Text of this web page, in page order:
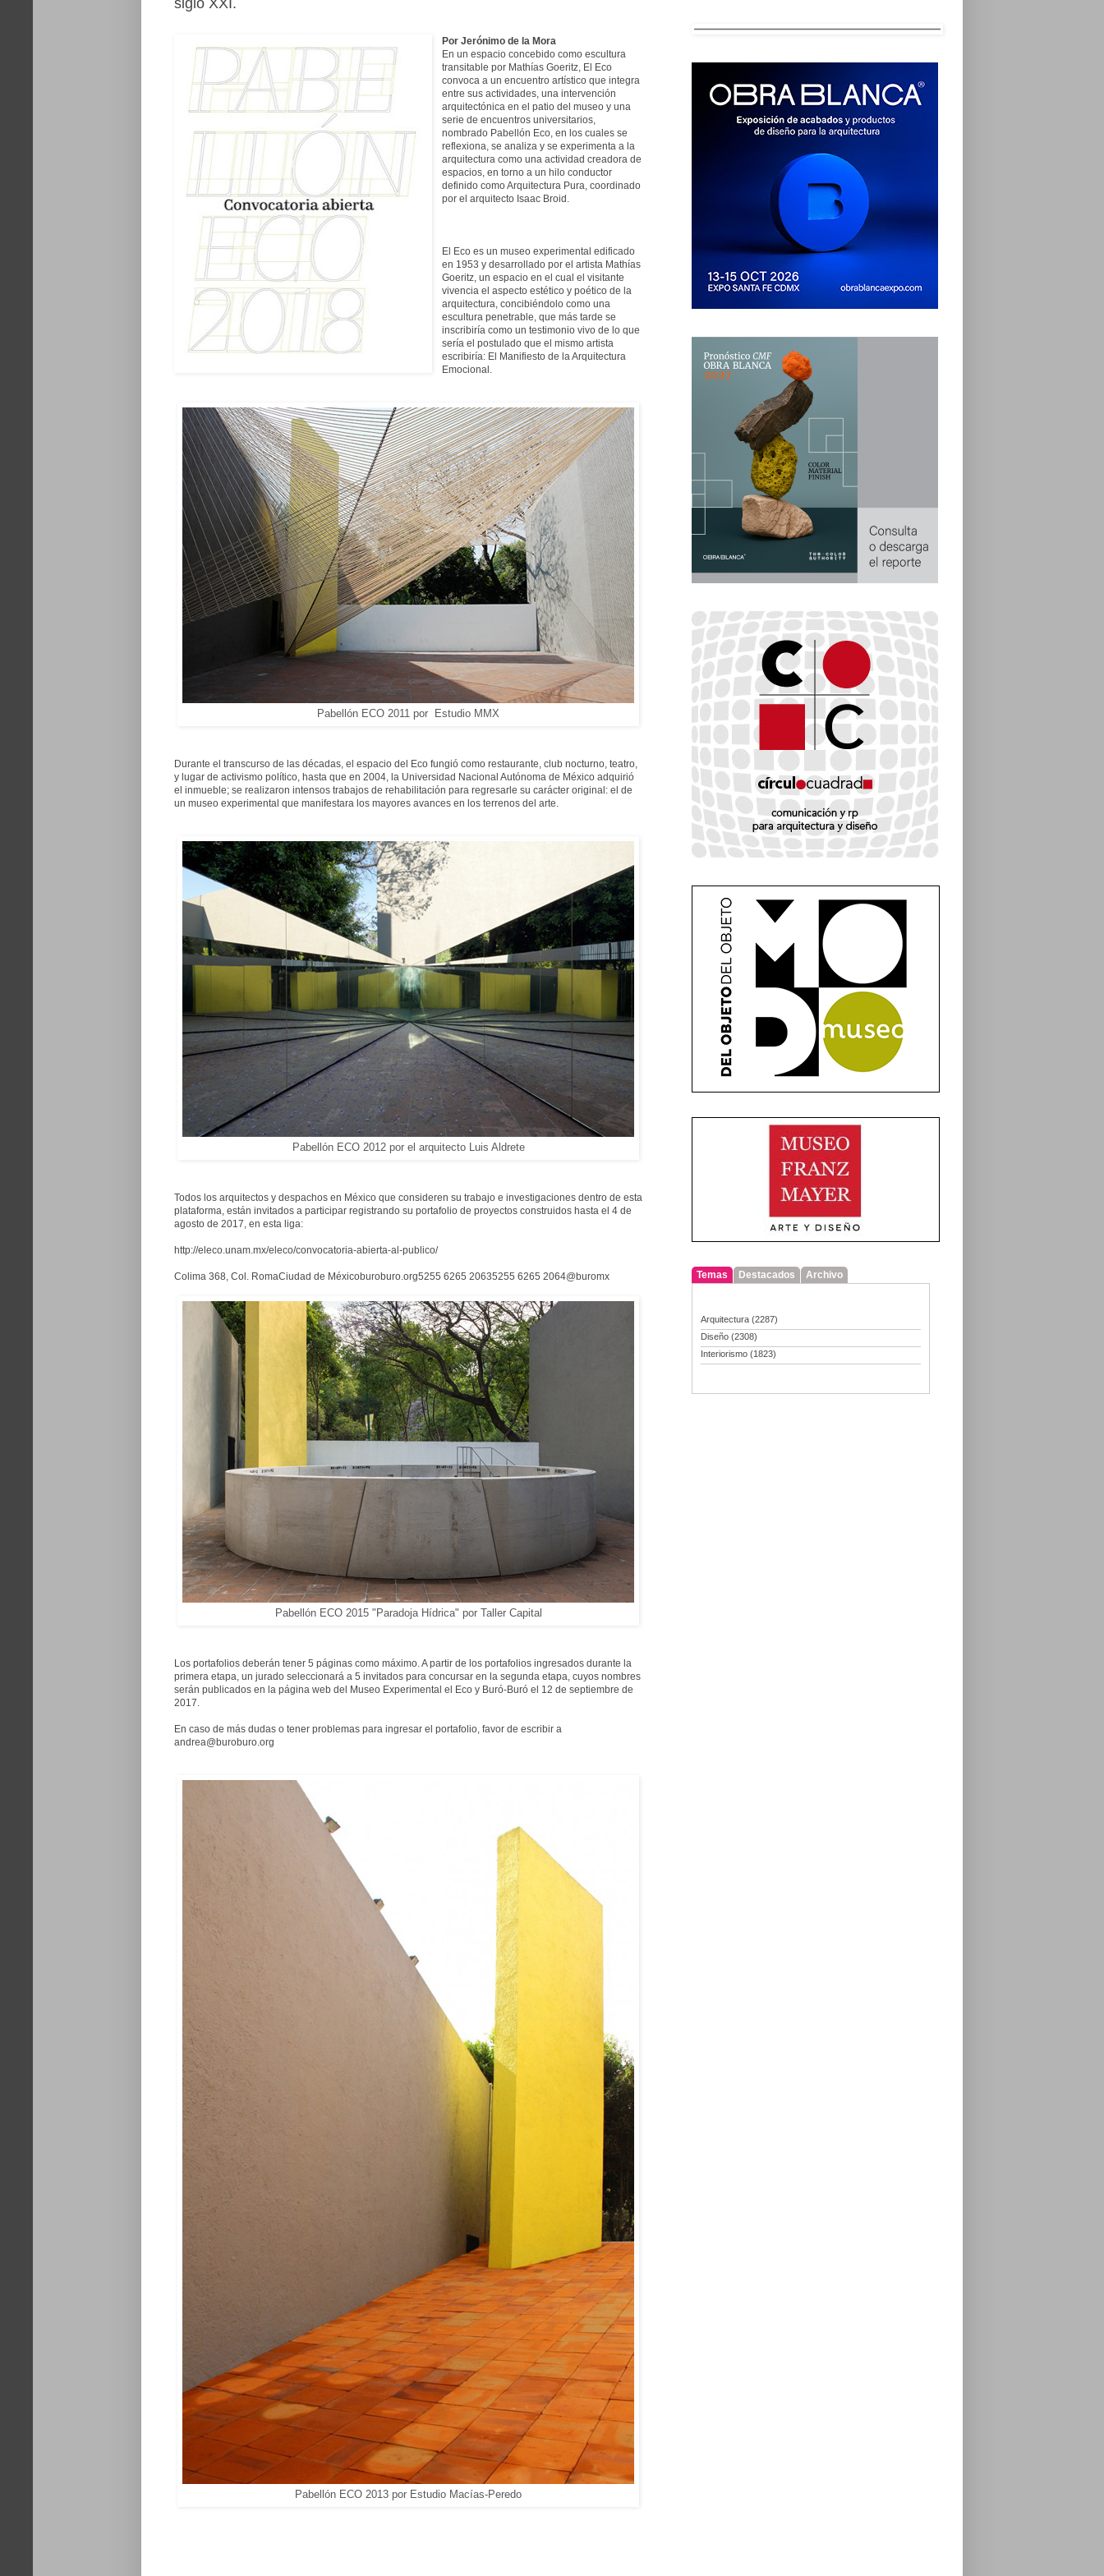
Por Jerónimo de la Mora
En un espacio concebido como escultura
transitable por Mathías Goeritz, El Eco
convoca a un encuentro artístico que integra
entre sus actividades, una intervención
arquitectónica en el patio del museo y una
serie de encuentros universitarios,
nombrado Pabellón Eco, en los cuales se
reflexiona, se analiza y se experimenta a la
arquitectura como una actividad creadora de
espacios, en torno a un hilo conductor
definido como Arquitectura Pura, coordinado
por el arquitecto Isaac Broid.
El Eco es un museo experimental edificado
en 1953 y desarrollado por el artista Mathías
Goeritz, un espacio en el cual el visitante
vivencia el aspecto estético y poético de la
arquitectura, concibiéndolo como una
escultura penetrable, que más tarde se
inscribiría como un testimonio vivo de lo que
sería el postulado que el mismo artista
escribiría: El Manifiesto de la Arquitectura
Emocional.
Pabellón ECO 2011 por Estudio MMX
Durante el transcurso de las décadas, el espacio del Eco fungió como restaurante, club nocturno, teatro,
y lugar de activismo político, hasta que en 2004, la Universidad Nacional Autónoma de México adquirió
el inmueble; se realizaron intensos trabajos de rehabilitación para regresarle su carácter original: el de
un museo experimental que manifestara los mayores avances en los terrenos del arte.
Pabellón ECO 2012 por el arquitecto Luis Aldrete
Todos los arquitectos y despachos en México que consideren su trabajo e investigaciones dentro de esta
plataforma, están invitados a participar registrando su portafolio de proyectos construidos hasta el 4 de
agosto de 2017, en esta liga:
http://eleco.unam.mx/eleco/convocatoria-abierta-al-publico/
Colima 368, Col. RomaCiudad de Méxicoburoburo.org5255 6265 20635255 6265 2064@buromx
Pabellón ECO 2015 "Paradoja Hídrica" por Taller Capital
Los portafolios deberán tener 5 páginas como máximo. A partir de los portafolios ingresados durante la
primera etapa, un jurado seleccionará a 5 invitados para concursar en la segunda etapa, cuyos nombres
serán publicados en la página web del Museo Experimental el Eco y Buró-Buró el 12 de septiembre de
2017.
En caso de más dudas o tener problemas para ingresar el portafolio, favor de escribir a
andrea@buroburo.org
Pabellón ECO 2013 por Estudio Macías-Peredo
Temas Destacados Archivo
Arquitectura (2287)
Diseño (2308)
Interiorismo (1823)